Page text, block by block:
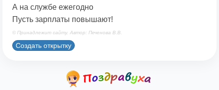
А на службе ежегодно
Пусть зарплаты повышают!
© Принадлежит сайту. Автор: Печенова В.В.
Создать открытку